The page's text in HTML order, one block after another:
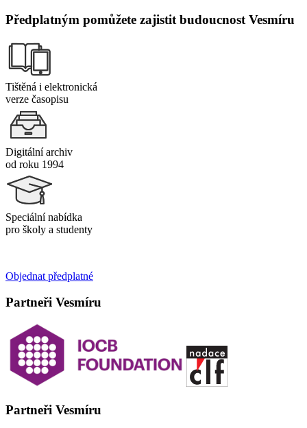
Předplatným pomůžete zajistit budoucnost Vesmíru
Tištěná i elektronická
verze časopisu
Digitální archiv
od roku 1994
Speciální nabídka
pro školy a studenty
Objednat předplatné
Partneři Vesmíru
Partneři Vesmíru